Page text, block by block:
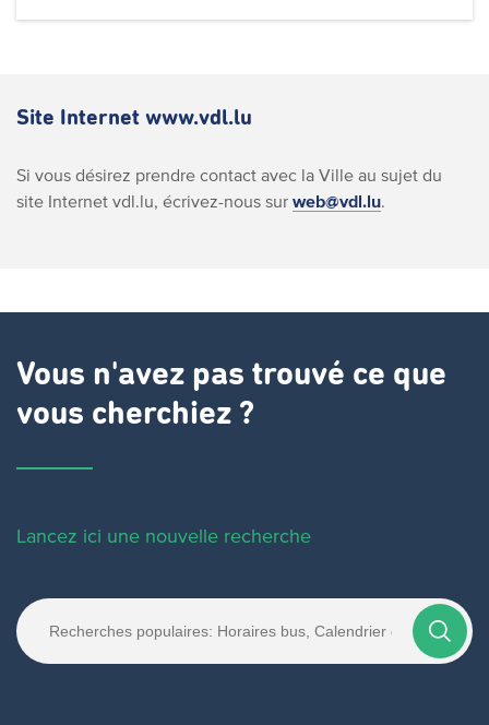
Site Internet www.vdl.lu
Si vous désirez prendre contact avec la Ville au sujet du
site Internet vdl.lu, écrivez-nous sur web@vdl.lu.
Vous n'avez pas trouvé ce que
vous cherchiez ?
Lancez ici une nouvelle recherche